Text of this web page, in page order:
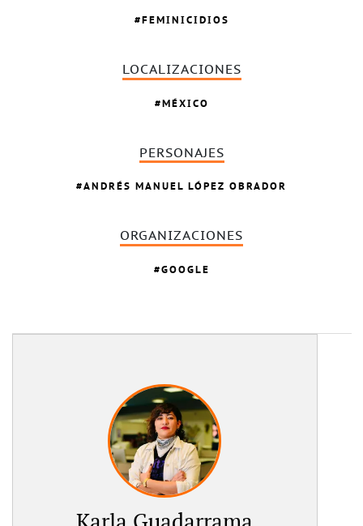
FEMINICIDIOS
LOCALIZACIONES
MÉXICO
PERSONAJES
ANDRÉS MANUEL LÓPEZ OBRADOR
ORGANIZACIONES
GOOGLE